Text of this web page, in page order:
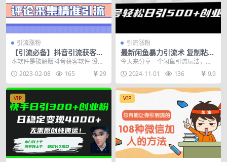
引流涨粉
【引流必备】抖音引流获客脚
本，评论采集精准引流【永久
脚本+详细教程】
本软件是破解版抖音获客软件 设备
要求：电脑 本软件功能强大具体功
能上图，内含详细...
2023-02-08 165 29
引流涨粉
最新闲鱼暴力引流术 复制粘贴
即可，颠覆以往玩法 单号轻松
日引500+创业粉
今天来分享一个闲鱼引流玩法，一
开始我对这个玩法是不太相信的，
后来发现社群有一位兄...
2024-11-01 136 9.9
VIP VIP